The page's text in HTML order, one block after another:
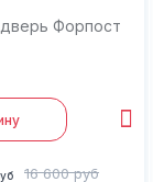
Форпост
16 600 руб